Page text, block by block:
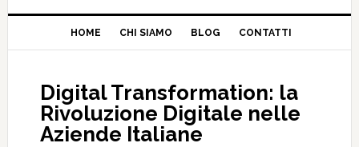
HOME CHI SIAMO BLOG CONTATTI
Digital Transformation: la
Rivoluzione Digitale nelle
Aziende Italiane